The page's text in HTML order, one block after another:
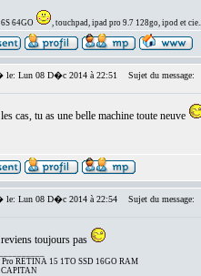
64GO , touchpad, ipad pro 9.7 128go, ipod et
le: Lun 08 D�c 2014 à 22:51 Sujet du message:
cas, tu as une belle machine toute neuve
le: Lun 08 D�c 2014 à 22:54 Sujet du message:
toujours pas
Pro RETINA 15 1TO SSD 16GO RAM